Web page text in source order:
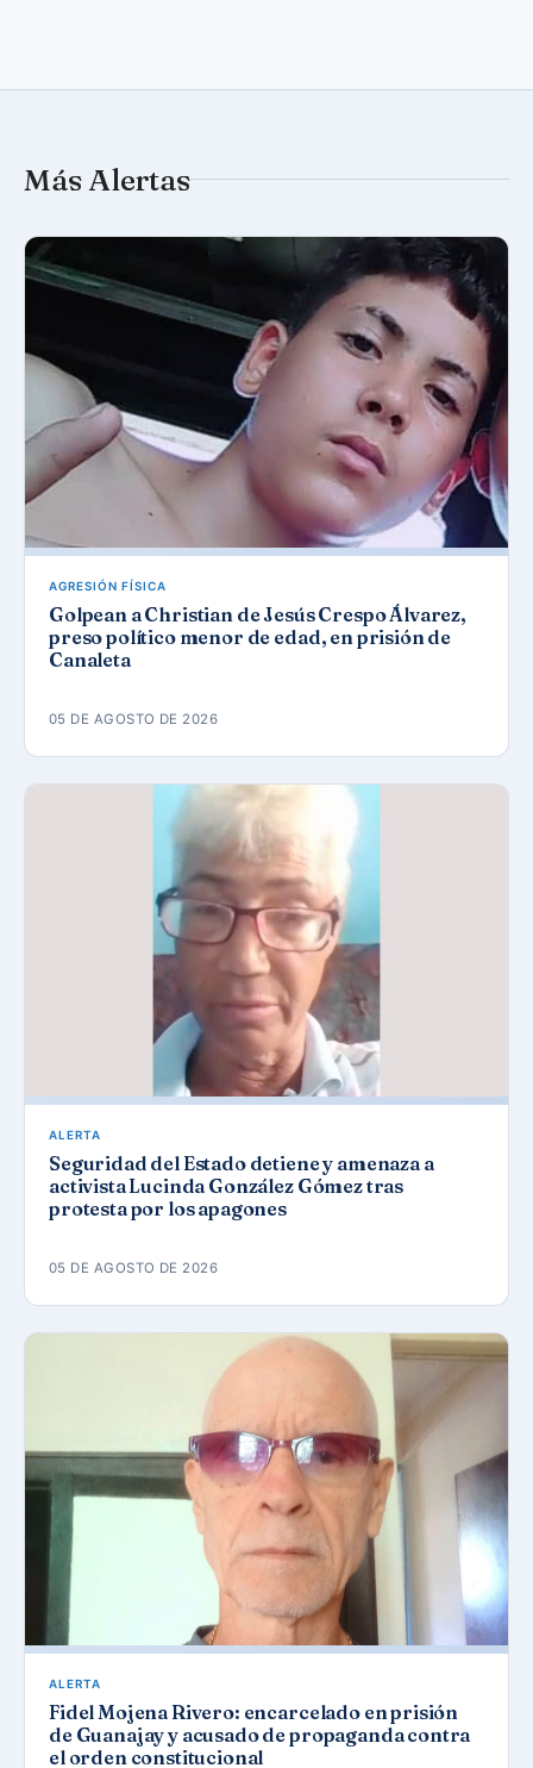
Más Alertas
AGRESIÓN FÍSICA
Golpean a Christian de Jesús Crespo Álvarez,
preso político menor de edad, en prisión de
Canaleta
05 DE AGOSTO DE 2026
ALERTA
Seguridad del Estado detiene y amenaza a
activista Lucinda González Gómez tras
protesta por los apagones
05 DE AGOSTO DE 2026
ALERTA
Fidel Mojena Rivero: encarcelado en prisión
de Guanajay y acusado de propaganda contra
el orden constitucional